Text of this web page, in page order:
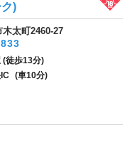
)
太町2460-27
(徒歩13分)
(車10分)